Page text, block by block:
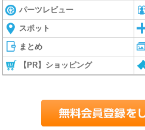
パーツレビュー
スポット
まとめ
【PR】ショッピング